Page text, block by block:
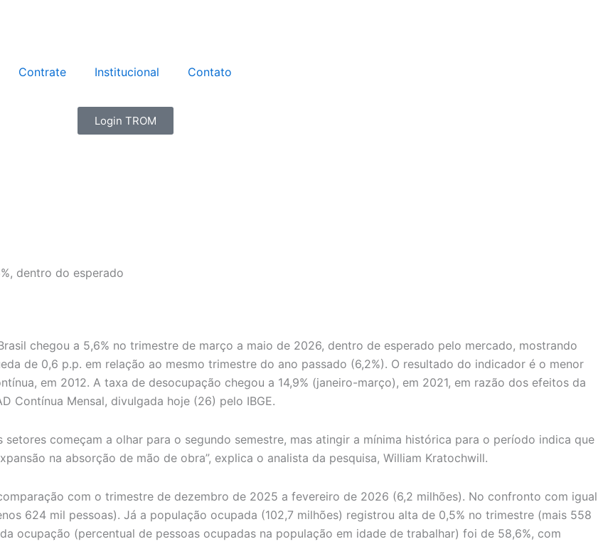
Contrate Institucional Contato
Login TROM
dentro do esperado
chegou a 5,6% no trimestre de março a maio de 2026, dentro de esperado pelo mercado, mostrando
de 0,6 p.p. em relação ao mesmo trimestre do ano passado (6,2%). O resultado do indicador é o menor
em 2012. A taxa de desocupação chegou a 14,9% (janeiro-março), em 2021, em razão dos efeitos da
Contínua Mensal, divulgada hoje (26) pelo IBGE.
começam a olhar para o segundo semestre, mas atingir a mínima histórica para o período indica que
na absorção de mão de obra”, explica o analista da pesquisa, William Kratochwill.
com o trimestre de dezembro de 2025 a fevereiro de 2026 (6,2 milhões). No confronto com igual
624 mil pessoas). Já a população ocupada (102,7 milhões) registrou alta de 0,5% no trimestre (mais 558
ocupação (percentual de pessoas ocupadas na população em idade de trabalhar) foi de 58,6%, com